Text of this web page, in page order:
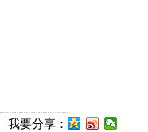
我要分享：